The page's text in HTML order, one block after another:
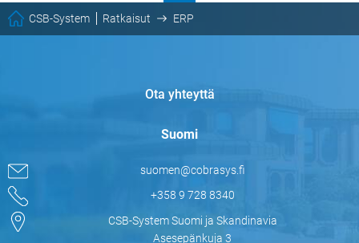
CSB-System Ratkaisut ERP
Ota yhteyttä
Suomi
suomen@cobrasys.fi
+358 9 728 8340
CSB-System Suomi ja Skandinavia
Asesepänkuja 3